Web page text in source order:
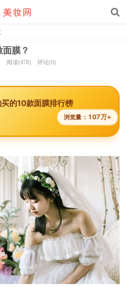
膜？
阅读(478) 评论(0)
买的10款面膜排行榜
浏览量： 107万+